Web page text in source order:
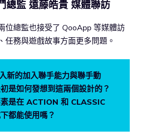
總監 遠藤皓貴 媒體聯訪
位總監也接受了 QooApp 等媒體訪
任務與遊戲故事方面更多問題。
新的加入聯手能力與聯手動
是如何發想到這兩個設計的？
是在 ACTION 和 CLASSIC
都能使用嗎？